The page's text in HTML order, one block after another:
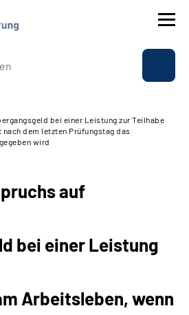
bei einer Leistung zur Teilhabe
dem letzten Prüfungstag das
wird
auf
bei einer Leistung
Arbeitsleben, wenn